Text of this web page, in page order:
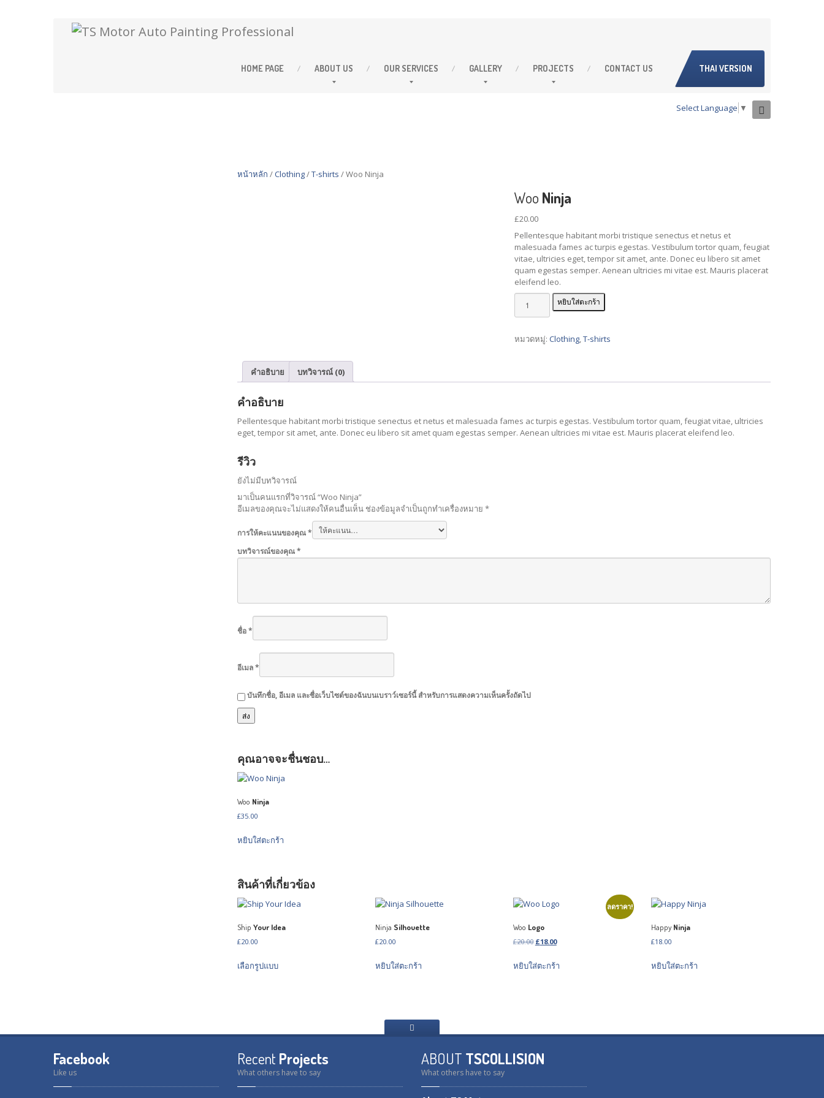
HOME PAGE ABOUT US OUR SERVICES GALLERY PROJECTS CONTACT US THAI VERSION
Select Language ▼
หน้าหลัก /Clothing/T-shirts / Woo Ninja
Woo Ninja
£20.00
Pellentesque habitant morbi tristique senectus et netus et
malesuada fames ac turpis egestas. Vestibulum tortor quam, feugiat
vitae, ultricies eget, tempor sit amet, ante. Donec eu libero sit amet
quam egestas semper. Aenean ultricies mi vitae est. Mauris placerat
eleifend leo.
Woo
ชิ้น
หยิบใส่ตะกร้า
หมวดหมู่:Clothing,T-shirts
คำอธิบาย บทวิจารณ์ (0)
คำอธิบาย
Pellentesque habitant morbi tristique senectus et netus et malesuada fames ac turpis egestas. Vestibulum tortor quam, feugiat vitae, ultricies
eget, tempor sit amet, ante. Donec eu libero sit amet quam egestas semper. Aenean ultricies mi vitae est. Mauris placerat eleifend leo.
รีวิว
ยังไม่มีบทวิจารณ์
มาเป็นคนแรกที่วิจารณ์ “Woo Ninja”
อีเมลของคุณจะไม่แสดงให้คนอื่นเห็น ช่องข้อมูลจำเป็นถูกทำเครื่องหมาย *
การให้คะแนนของคุณ*
บทวิจารณ์ของคุณ*
ชื่อ*
อีเมล*
บันทึกชื่อ, อีเมล และชื่อเว็บไซต์ของฉันบนเบราว์เซอร์นี้ สำหรับการแสดงความเห็นครั้งถัดไป
คุณอาจจะชื่นชอบ…
Woo Ninja
£35.00
หยิบใส่ตะกร้า
สินค้าที่เกี่ยวข้อง
Ship Your Idea
£20.00
เลือกรูปแบบproduct
be
chosen
Ninja Silhouette
£20.00
หยิบใส่ตะกร้า
ลดราคา!
Woo Logo
£20.00 Original
was:
£18.00Current
is:
หยิบใส่ตะกร้า
HappyNinja
£18.00
หยิบใส่ตะกร้า
Facebook
Like us
Recent Projects
What others have to say
ABOUT TSCOLLISION
What others have to say